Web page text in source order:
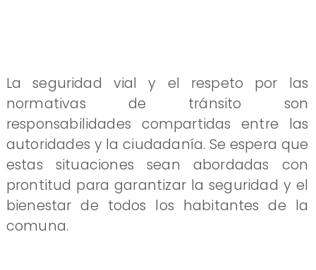
La seguridad vial y el respeto por las
normativas de tránsito son
responsabilidades compartidas entre las
autoridades y la ciudadanía. Se espera que
estas situaciones sean abordadas con
prontitud para garantizar la seguridad y el
bienestar de todos los habitantes de la
comuna.